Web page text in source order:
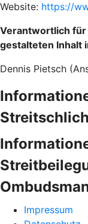
Website: https://
Verantwortlich
gestalteten Inhalt
Dennis Pietsch
Impressum